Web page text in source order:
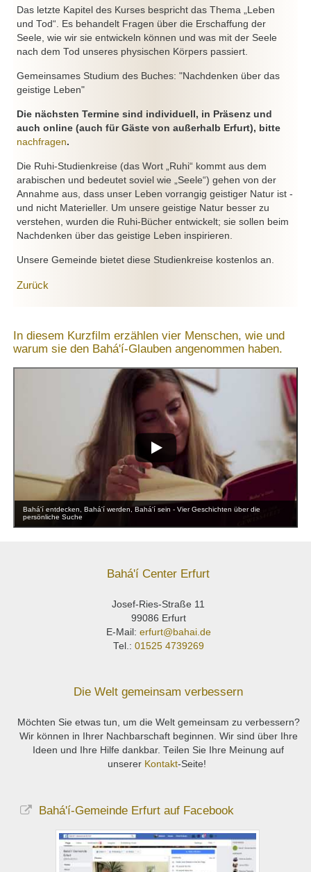
Das letzte Kapitel des Kurses bespricht das Thema „Leben
und Tod“. Es behandelt Fragen über die Erschaffung der
Seele, wie wir sie entwickeln können und was mit der Seele
nach dem Tod unseres physischen Körpers passiert.
Gemeinsames Studium des Buches: "Nachdenken über das
geistige Leben"
Die nächsten Termine sind individuell, in Präsenz und
auch online (auch für Gäste von außerhalb Erfurt), bitte
nachfragen.
Die Ruhi-Studienkreise (das Wort „Ruhi“ kommt aus dem
arabischen und bedeutet soviel wie „Seele“) gehen von der
Annahme aus, dass unser Leben vorrangig geistiger Natur ist -
und nicht Materieller. Um unsere geistige Natur besser zu
verstehen, wurden die Ruhi-Bücher entwickelt; sie sollen beim
Nachdenken über das geistige Leben inspirieren.
Unsere Gemeinde bietet diese Studienkreise kostenlos an.
Zurück
In diesem Kurzfilm erzählen vier Menschen, wie und
warum sie den Bahá'í-Glauben angenommen haben.
Bahá'í entdecken, Bahá'í werden, Bahá'í sein - Vier Geschichten über die
persönliche Suche
Bahá'í Center Erfurt
Josef-Ries-Straße 11
99086 Erfurt
E-Mail: erfurt@bahai.de
Tel.: 01525 4739269
Die Welt gemeinsam verbessern
Möchten Sie etwas tun, um die Welt gemeinsam zu verbessern?
Wir können in Ihrer Nachbarschaft beginnen. Wir sind über Ihre
Ideen und Ihre Hilfe dankbar. Teilen Sie Ihre Meinung auf
unserer Kontakt-Seite!
Bahá'í-Gemeinde Erfurt auf Facebook